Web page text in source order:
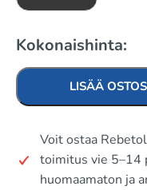
Kokonaishinta:
LISÄÄ
Voit ostaa
toimitus vie 5–14
huomaamaton ja